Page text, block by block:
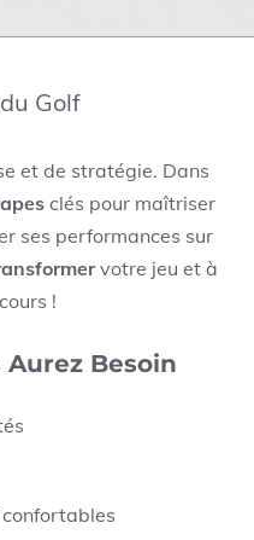
Golf
et de stratégie. Dans
clés pour maîtriser
ses performances sur
votre jeu et à
!
Aurez Besoin